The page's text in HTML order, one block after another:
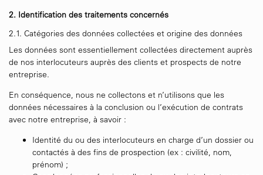
2. Identification des traitements concernés
2.1. Catégories des données collectées et origine des données
Les données sont essentiellement collectées directement auprès
de nos interlocuteurs auprès des clients et prospects de notre
entreprise.
En conséquence, nous ne collectons et n’utilisons que les
données nécessaires à la conclusion ou l’exécution de contrats
avec notre entreprise, à savoir :
Identité du ou des interlocuteurs en charge d’un dossier ou
contactés à des fins de prospection (ex : civilité, nom,
prénom) ;